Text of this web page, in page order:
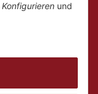
Konfigurieren und